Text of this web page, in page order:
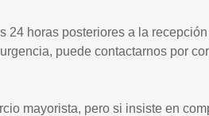
24 horas posteriores a la
puede contactarnos por
mayorista, pero si insiste en